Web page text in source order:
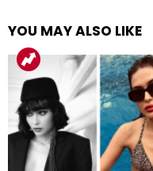
YOU MAY ALSO LIKE